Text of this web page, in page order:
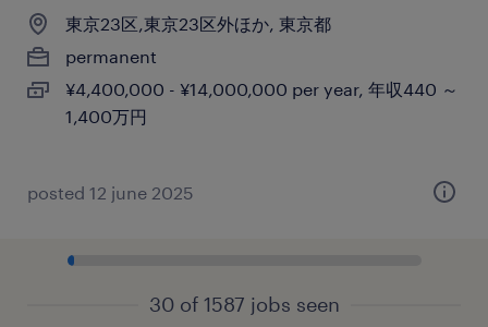
東京23区,東京23区外ほか, 東京都
permanent
¥4,400,000 - ¥14,000,000 per year, 年収440 ～
1,400万円
posted 12 june 2025
30 of 1587 jobs seen